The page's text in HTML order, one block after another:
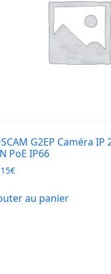
G2EP Caméra IP
PoE IP66
€
au panier